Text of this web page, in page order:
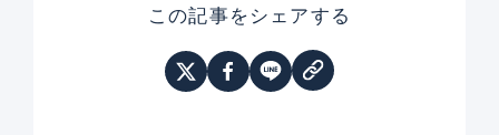
この記事をシェアする